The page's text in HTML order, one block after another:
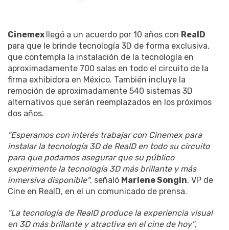
Cinemex llegó a un acuerdo por 10 años con RealD
para que le brinde tecnología 3D de forma exclusiva,
que contempla la instalación de la tecnología en
aproximadamente 700 salas en todo el circuito de la
firma exhibidora en México. También incluye la
remoción de aproximadamente 540 sistemas 3D
alternativos que serán reemplazados en los próximos
dos años.
"Esperamos con interés trabajar con Cinemex para
instalar la tecnología 3D de RealD en todo su circuito
para que podamos asegurar que su público
experimente la tecnología 3D más brillante y más
inmersiva disponible", señaló Marlene Songin, VP de
Cine en RealD, en el un comunicado de prensa.
"La tecnología de RealD produce la experiencia visual
en 3D más brillante y atractiva en el cine de hoy",